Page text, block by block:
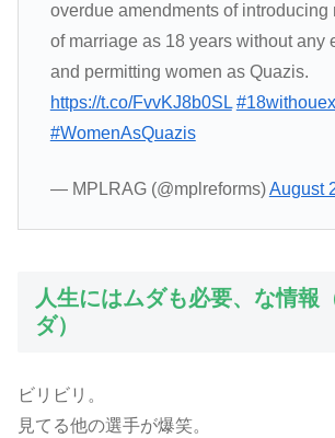
overdue amendments of introducing
of marriage as 18 years without any
and permitting women as Quazis.
https://t.co/FvvKJ8b0SL
#WomenAsQuazis
— MPLRAG (@mplreforms)August
人生にはムダも必要、な情報
ダ）
ビリビリ。
見てる他の選手が爆笑。